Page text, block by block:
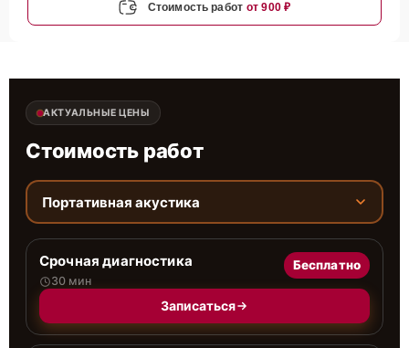
Стоимость работ от 900 ₽
АКТУАЛЬНЫЕ ЦЕНЫ
Стоимость работ
Портативная акустика
Срочная диагностика
30 мин
Бесплатно
Записаться